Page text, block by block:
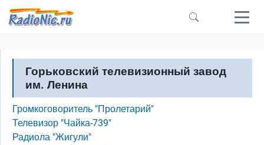
Перейти к основному содержанию
Горьковский телевизионный завод
им. Ленина
Громкоговоритель "Пролетарий"
Телевизор "Чайка-739"
Радиола "Жигули"